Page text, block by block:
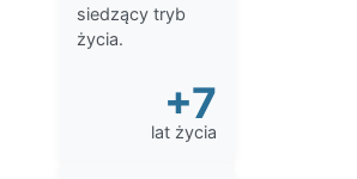
siedzący tryb
życia.
+7
lat życia